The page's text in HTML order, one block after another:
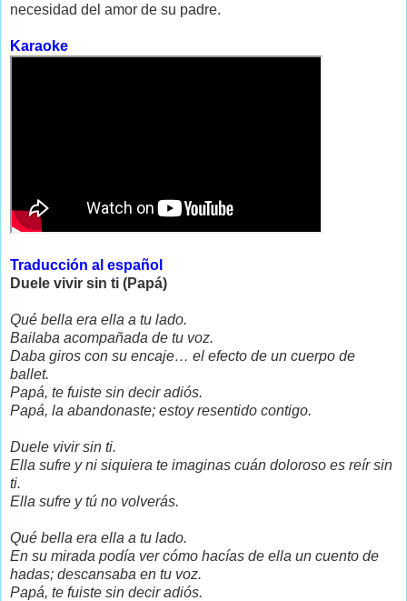
necesidad del amor de su padre.
Karaoke
Traducción al español
Duele vivir sin ti (Papá)
Qué bella era ella a tu lado.
Bailaba acompañada de tu voz.
Daba giros con su encaje… el efecto de un cuerpo de
ballet.
Papá, te fuiste sin decir adiós.
Papá, la abandonaste; estoy resentido contigo.
Duele vivir sin ti.
Ella sufre y ni siquiera te imaginas cuán doloroso es reír sin
ti.
Ella sufre y tú no volverás.
Qué bella era ella a tu lado.
En su mirada podía ver cómo hacías de ella un cuento de
hadas; descansaba en tu voz.
Papá, te fuiste sin decir adiós.